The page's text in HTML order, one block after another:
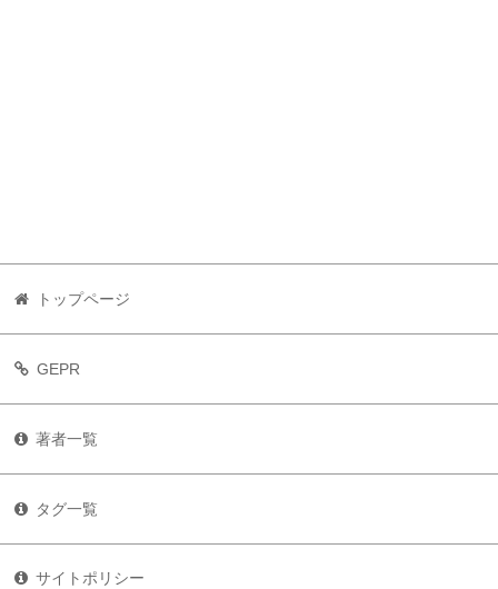
トップページ
GEPR
著者一覧
タグ一覧
サイトポリシー